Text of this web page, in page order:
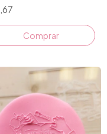
Comprar